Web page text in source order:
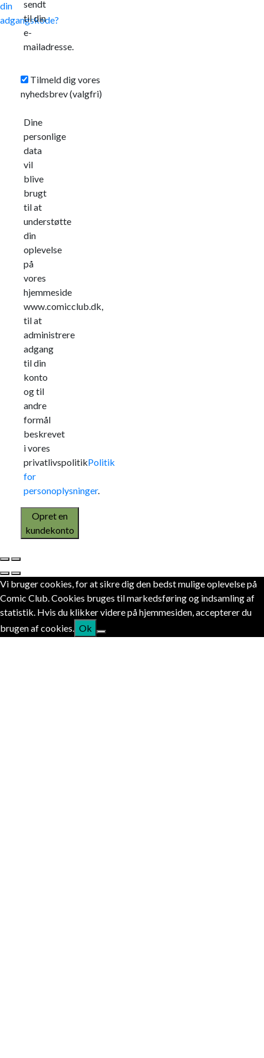
din
adgangskode?
sendt
til din
e-
mailadresse.
Tilmeld dig vores
nyhedsbrev(valgfri)
Dine
personlige
data
vil
blive
brugt
til at
understøtte
din
oplevelse
på
vores
hjemmeside
www.comicclub.dk,
til at
administrere
adgang
til din
konto
og til
andre
formål
beskrevet
i vores
privatlivspolitikPolitik
for
personoplysninger.
Opret en
kundekonto
Vi bruger cookies, for at sikre dig den bedst mulige oplevelse på
Comic Club. Cookies bruges til markedsføring og indsamling af
statistik. Hvis du klikker videre på hjemmesiden, accepterer du
brugen af cookies. Ok